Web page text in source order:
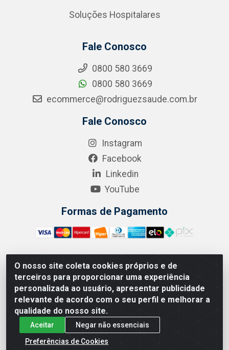
O nosso site coleta cookies próprios e de
terceiros para proporcionar uma experiência
personalizada ao usuário, apresentar publicidade
relevante de acordo com o seu perfil e melhorar a
qualidade do nosso site.
Aceitar
Negar não essenciais
Preferências de Cookies
Soluções Hospitalares
Fale Conosco
0800 580 3669
0800 580 3669
ecommerce@rodriguezsaude.com.br
Fale Conosco
Instagram
Facebook
Linkedin
YouTube
Formas de Pagamento
A.R. RODRIGUEZ SOLUÇÕES EM SAÚDE - Endereço Av.
Joaquim Nabuco, 2235 - Centro, Manaus - AM, CEP 69020-
031 - CNPJ 04.562.591/0001-41